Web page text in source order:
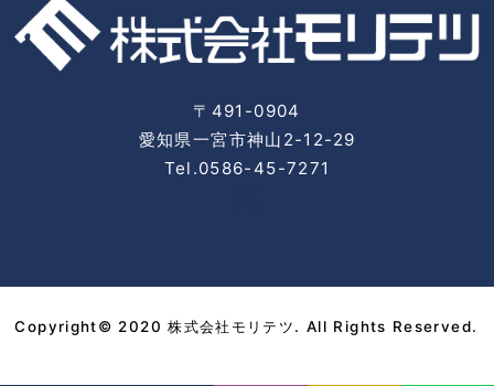
〒491-0904
愛知県一宮市神山2-12-29
Tel.0586-45-7271
Copyright© 2020 株式会社モリテツ. All Rights Reserved.